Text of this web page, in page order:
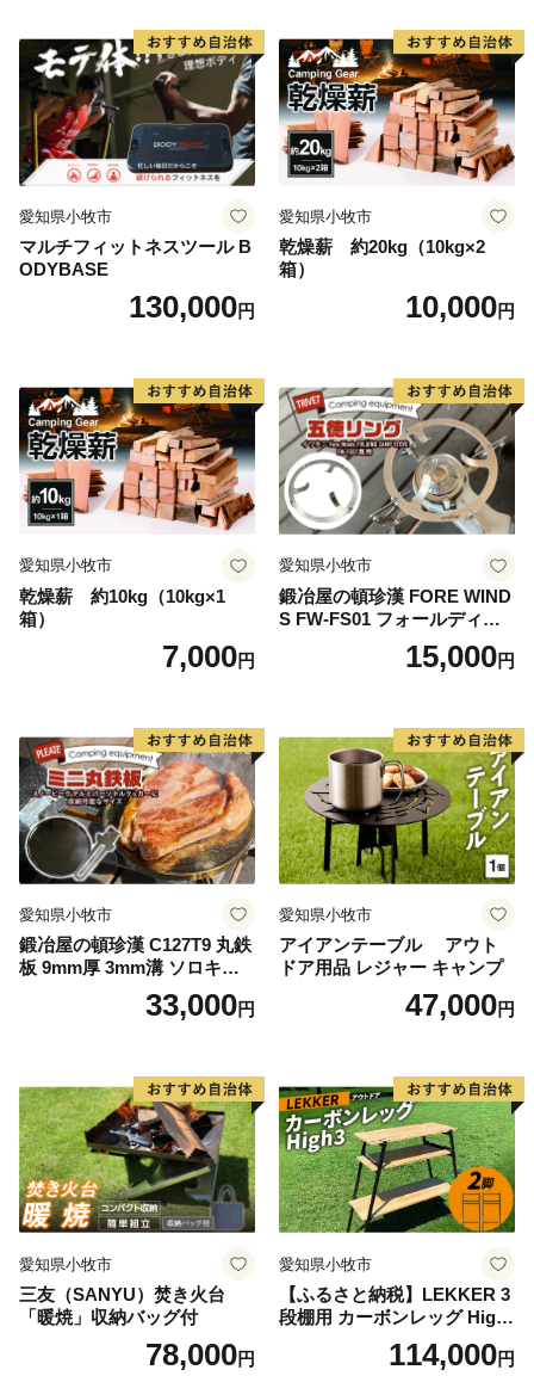
愛知県小牧市
マルチフィットネスツール B
ODYBASE
130,000円
愛知県小牧市
乾燥薪 約20kg（10kg×2
箱）
10,000円
愛知県小牧市
乾燥薪 約10kg（10kg×1
箱）
7,000円
愛知県小牧市
鍛冶屋の頓珍漢 FORE WIND
S FW-FS01 フォールディン
グ キャンプストーブ専用 五
15,000円
愛知県小牧市
鍛冶屋の頓珍漢 C127T9 丸鉄
板 9mm厚 3mm溝 ソロキャ
ンプ用 専用ハンドル付き ス
ノーピーク アルミパーソナ
33,000円
愛知県小牧市
アイアンテーブル アウト
ドア用品 レジャー キャンプ
47,000円
愛知県小牧市
三友（SANYU）焚き火台
「暖焼」収納バッグ付
78,000円
愛知県小牧市
【ふるさと納税】LEKKER 3
段棚用 カーボンレッグ High
3 2脚 キャンプ アウトドア ソ
ロキャン カーボン アウトド
114,000円